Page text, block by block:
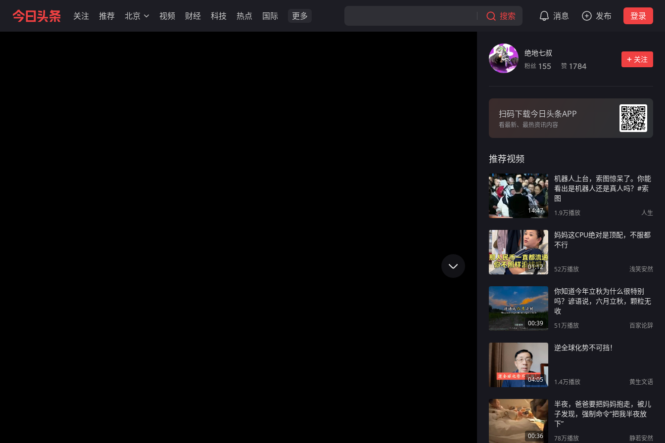
关注 推荐 北京 视频 财经 科技 热点 国际 更多 搜索 消息 发布 登录
绝地七叔
粉丝 155 赞 1784
关注
扫码下载今日头条APP
看最新、最热资讯内容
推荐视频
14:47
机器人上台，索图惊呆了。你能
看出是机器人还是真人吗？#索
图
1.9万播放 人生
01:12
妈妈这CPU绝对是顶配，不服都
不行
52万播放 浅笑安然
00:39
你知道今年立秋为什么很特别
吗？谚语说，六月立秋，颗粒无
收
51万播放 百家论辞
04:05
逆全球化势不可挡！
1.4万播放 黄生文语
00:36
半夜，爸爸要把妈妈抱走，被儿
子发现，强制命令“把我半夜放
下”
78万播放 静若安然